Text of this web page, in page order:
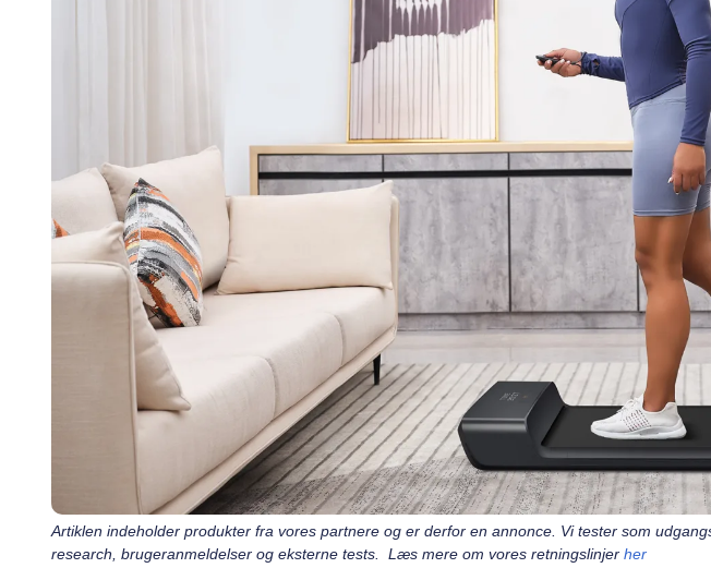
Artiklen indeholder produkter fra vores partnere og er derfor en annonce. Vi tester som
research, brugeranmeldelser og eksterne tests. Læs mere om vores retningslinjer her